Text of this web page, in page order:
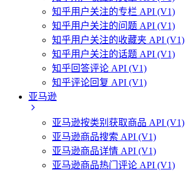
知乎用户关注的专栏 API (V1)
知乎用户关注的问题 API (V1)
知乎用户关注的收藏夹 API (V1)
知乎用户关注的话题 API (V1)
知乎回答评论 API (V1)
知乎评论回复 API (V1)
亚马逊
亚马逊按类别获取商品 API (V1)
亚马逊商品搜索 API (V1)
亚马逊商品详情 API (V1)
亚马逊商品热门评论 API (V1)